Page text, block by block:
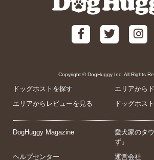
Copyright © DogHuggy Inc. All Rights
ドッグホストを探す
エリアから
エリアからレビューを見る
ドッグホス
DogHuggy Magazine
愛犬家のタ
ず』
ヘルプセンター
運営会社